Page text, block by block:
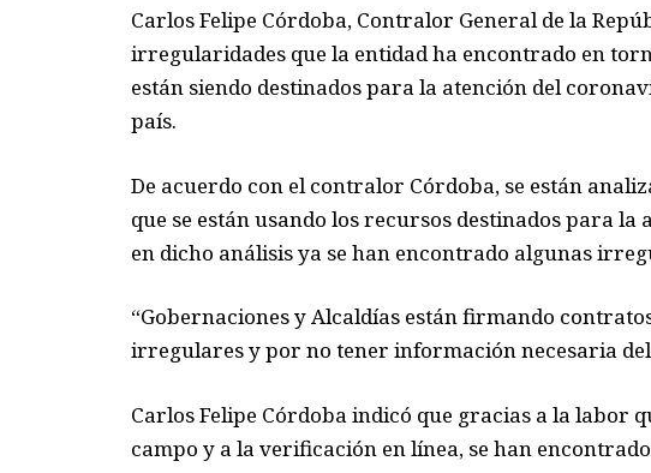
Carlos Felipe Córdoba, Contralor General de la
irregularidades que la entidad ha encontrado en
están siendo destinados para la atención del
país.
De acuerdo con el contralor Córdoba, se están
que se están usando los recursos destinados para
en dicho análisis ya se han encontrado algunas
“Gobernaciones y Alcaldías están firmando
irregulares y por no tener información necesaria
Carlos Felipe Córdoba indicó que gracias a la labor
campo y a la verificación en línea, se han